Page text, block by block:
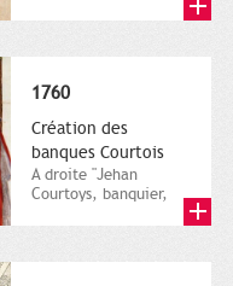
1760
Création des
banques Courtois
A droite "Jehan
Courtoys, banquier,